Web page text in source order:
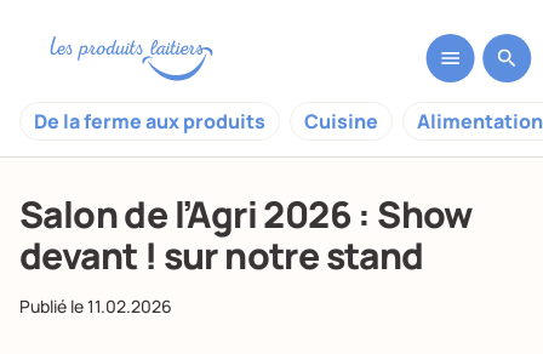
De la ferme aux produits Cuisine
Salon de l’Agri 2026 : Show
devant ! sur notre stand
Publié le11.02.2026